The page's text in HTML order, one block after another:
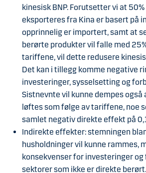
kinesisk BNP. Forutsetter vi at
eksporteres fra Kina er basert på
opprinnelig er importert, samt at
berørte produkter vil falle med
tariffene, vil dette redusere
Det kan i tillegg komme negative
investeringer, sysselsetting og
Sistnevnte vil kunne dempes også
løftes som følge av tariffene, noe
samlet negativ direkte effekt på
Indirekte effekter: stemningen
husholdninger vil kunne rammes,
konsekvenser for investeringer og
sektorer som ikke er direkte